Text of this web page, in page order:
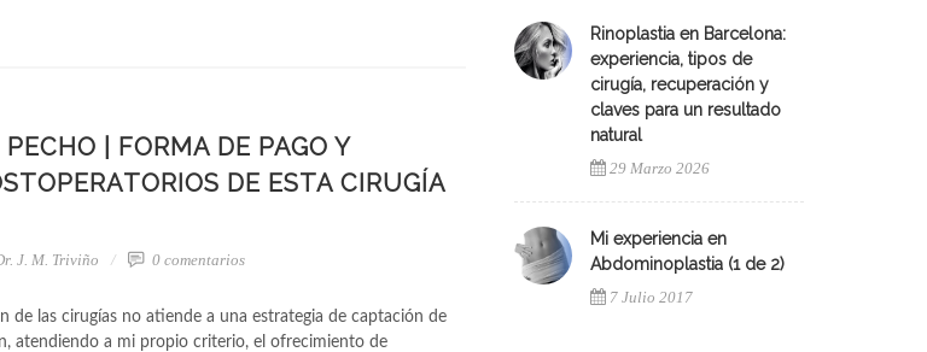
| FORMA DE PAGO Y
DE ESTA CIRUGÍA
J. M. Triviño 0 comentarios
de las cirugías no atiende a una estrategia de captación de
atendiendo a mi propio criterio, el ofrecimiento de
Rinoplastia en Barcelona:
experiencia, tipos de
cirugía, recuperación y
claves para un resultado
natural
29 Marzo 2026
Mi experiencia en
Abdominoplastia (1 de 2)
7 Julio 2017